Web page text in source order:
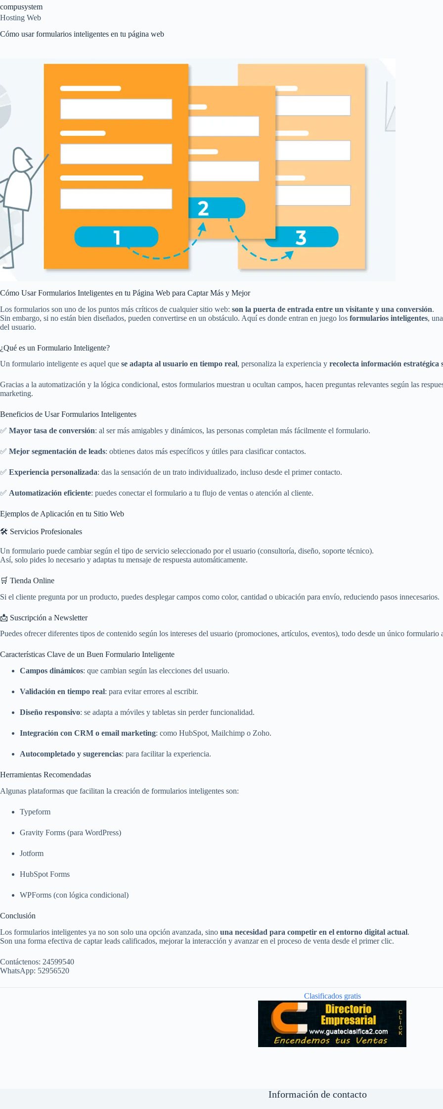
Saltar
contenido
compusystem
Hosting Web
Cómo usar formularios inteligentes en tu página web
Cómo Usar Formularios Inteligentes en tu Página Web para Captar Más y Mejor
Los formularios son uno de los puntos más críticos de cualquier sitio web: son la puerta de entrada entre un visitante y una conversión.
Sin embargo, si no están bien diseñados, pueden convertirse en un obstáculo. Aquí es donde entran en juego los formularios inteligentes,
del usuario.
¿Qué es un Formulario Inteligente?
Un formulario inteligente es aquel que se adapta al usuario en tiempo real, personaliza la experiencia y recolecta información estratégica
Gracias a la automatización y la lógica condicional, estos formularios muestran u ocultan campos, hacen preguntas relevantes según las
marketing.
Beneficios de Usar Formularios Inteligentes
✅ Mayor tasa de conversión: al ser más amigables y dinámicos, las personas completan más fácilmente el formulario.
✅ Mejor segmentación de leads: obtienes datos más específicos y útiles para clasificar contactos.
✅ Experiencia personalizada: das la sensación de un trato individualizado, incluso desde el primer contacto.
✅ Automatización eficiente: puedes conectar el formulario a tu flujo de ventas o atención al cliente.
Ejemplos de Aplicación en tu Sitio Web
🛠️ Servicios Profesionales
Un formulario puede cambiar según el tipo de servicio seleccionado por el usuario (consultoría, diseño, soporte técnico).
Así, solo pides lo necesario y adaptas tu mensaje de respuesta automáticamente.
🛒 Tienda Online
Si el cliente pregunta por un producto, puedes desplegar campos como color, cantidad o ubicación para envío, reduciendo pasos innecesarios.
📩 Suscripción a Newsletter
Puedes ofrecer diferentes tipos de contenido según los intereses del usuario (promociones, artículos, eventos), todo desde un único formulario
Características Clave de un Buen Formulario Inteligente
Campos dinámicos: que cambian según las elecciones del usuario.
Validación en tiempo real: para evitar errores al escribir.
Diseño responsivo: se adapta a móviles y tabletas sin perder funcionalidad.
Integración con CRM o email marketing: como HubSpot, Mailchimp o Zoho.
Autocompletado y sugerencias: para facilitar la experiencia.
Herramientas Recomendadas
Algunas plataformas que facilitan la creación de formularios inteligentes son:
Typeform
Gravity Forms (para WordPress)
Jotform
HubSpot Forms
WPForms (con lógica condicional)
Conclusión
Los formularios inteligentes ya no son solo una opción avanzada, sino una necesidad para competir en el entorno digital actual.
Son una forma efectiva de captar leads calificados, mejorar la interacción y avanzar en el proceso de venta desde el primer clic.
Contáctenos: 24599540
WhatsApp: 52956520
Clasificados gratis
Información de contacto